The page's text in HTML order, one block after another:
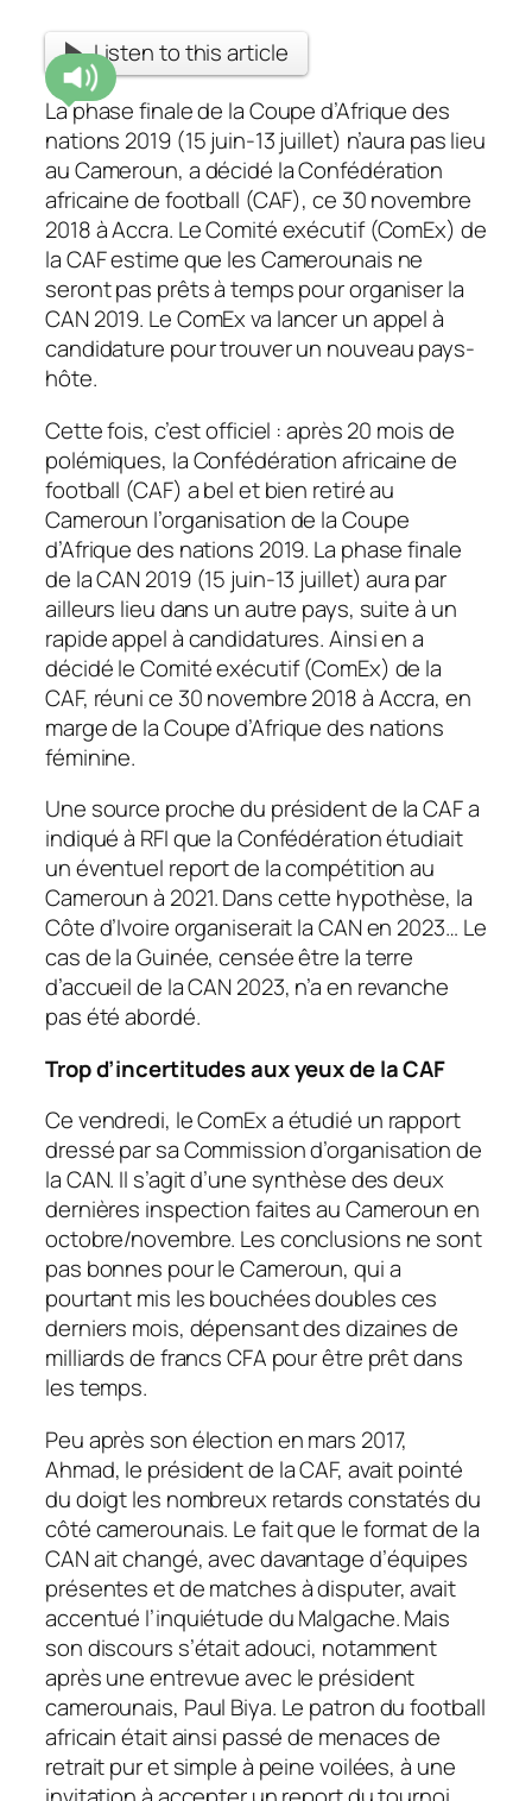
Listen to this article
La phase finale de la Coupe d’Afrique des
nations 2019 (15 juin-13 juillet) n’aura pas lieu
au Cameroun, a décidé la Confédération
africaine de football (CAF), ce 30 novembre
2018 à Accra. Le Comité exécutif (ComEx) de
la CAF estime que les Camerounais ne
seront pas prêts à temps pour organiser la
CAN 2019. Le ComEx va lancer un appel à
candidature pour trouver un nouveau pays-
hôte.
Cette fois, c’est officiel : après 20 mois de
polémiques, la Confédération africaine de
football (CAF) a bel et bien retiré au
Cameroun l’organisation de la Coupe
d’Afrique des nations 2019. La phase finale
de la CAN 2019 (15 juin-13 juillet) aura par
ailleurs lieu dans un autre pays, suite à un
rapide appel à candidatures. Ainsi en a
décidé le Comité exécutif (ComEx) de la
CAF, réuni ce 30 novembre 2018 à Accra, en
marge de la Coupe d’Afrique des nations
féminine.
Une source proche du président de la CAF a
indiqué à RFI que la Confédération étudiait
un éventuel report de la compétition au
Cameroun à 2021. Dans cette hypothèse, la
Côte d’Ivoire organiserait la CAN en 2023… Le
cas de la Guinée, censée être la terre
d’accueil de la CAN 2023, n’a en revanche
pas été abordé.
Trop d’incertitudes aux yeux de la CAF
Ce vendredi, le ComEx a étudié un rapport
dressé par sa Commission d’organisation de
la CAN. Il s’agit d’une synthèse des deux
dernières inspection faites au Cameroun en
octobre/novembre. Les conclusions ne sont
pas bonnes pour le Cameroun, qui a
pourtant mis les bouchées doubles ces
derniers mois, dépensant des dizaines de
milliards de francs CFA pour être prêt dans
les temps.
Peu après son élection en mars 2017,
Ahmad, le président de la CAF, avait pointé
du doigt les nombreux retards constatés du
côté camerounais. Le fait que le format de la
CAN ait changé, avec davantage d’équipes
présentes et de matches à disputer, avait
accentué l’inquiétude du Malgache. Mais
son discours s’était adouci, notamment
après une entrevue avec le président
camerounais, Paul Biya. Le patron du football
africain était ainsi passé de menaces de
retrait pur et simple à peine voilées, à une